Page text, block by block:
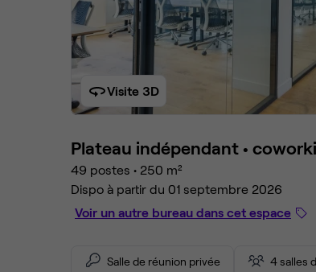
Visite 3D
Plateau indépendant •
49 postes • 250 m²
Dispo à partir du 01 septembre 2026
Voir un autre bureau dans cet espace
Salle de réunion privée 4 salles